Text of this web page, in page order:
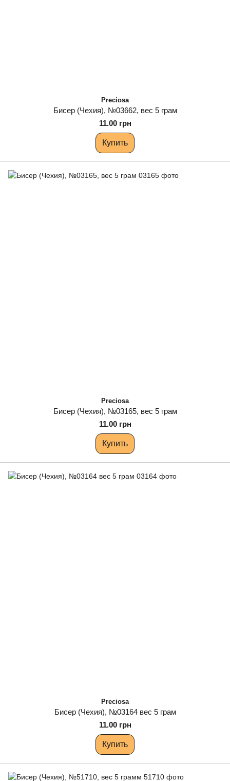
Preciosa
Бисер (Чехия), №03662, вес 5 грам
11.00 грн
Купить
Preciosa
Бисер (Чехия), №03165, вес 5 грам
11.00 грн
Купить
Preciosa
Бисер (Чехия), №03164 вес 5 грам
11.00 грн
Купить